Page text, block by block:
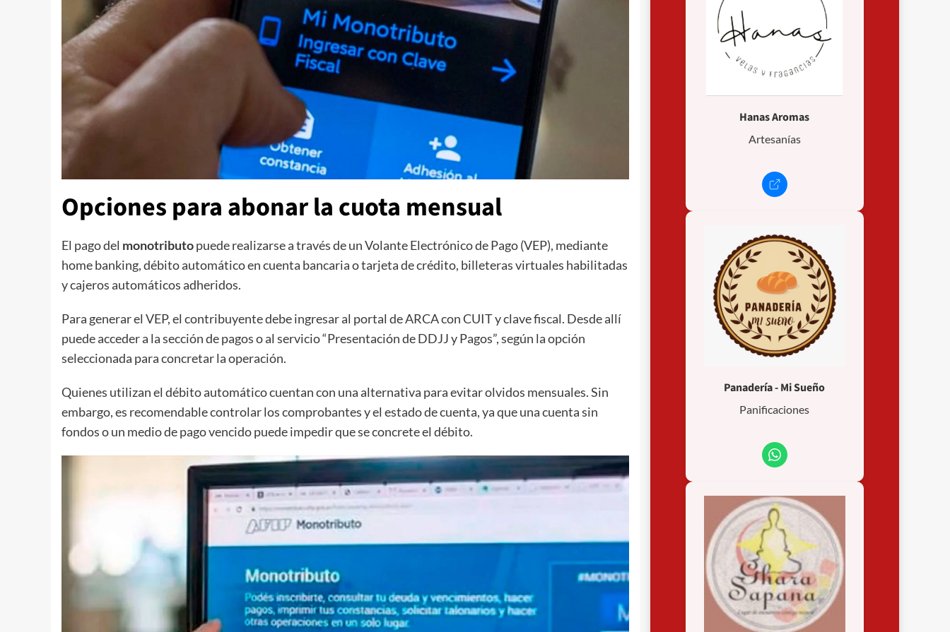
Opciones para abonar la cuota mensual
El pago del monotributopuede realizarse a través de un Volante Electrónico de Pago (VEP), mediante
home banking, débito automático en cuenta bancaria o tarjeta de crédito, billeteras virtuales habilitadas
y cajeros automáticos adheridos.
Para generar el VEP, el contribuyente debe ingresar al portal de ARCA con CUIT y clave fiscal. Desde allí
puede acceder a la sección de pagos o al servicio “Presentación de DDJJ y Pagos”, según la opción
seleccionada para concretar la operación.
Quienes utilizan el débito automático cuentan con una alternativa para evitar olvidos mensuales. Sin
embargo, es recomendable controlar los comprobantes y el estado de cuenta, ya que una cuenta sin
fondos o un medio de pago vencido puede impedir que se concrete el débito.
Hanas Aromas
Artesanías
Panadería - Mi Sueño
Panificaciones